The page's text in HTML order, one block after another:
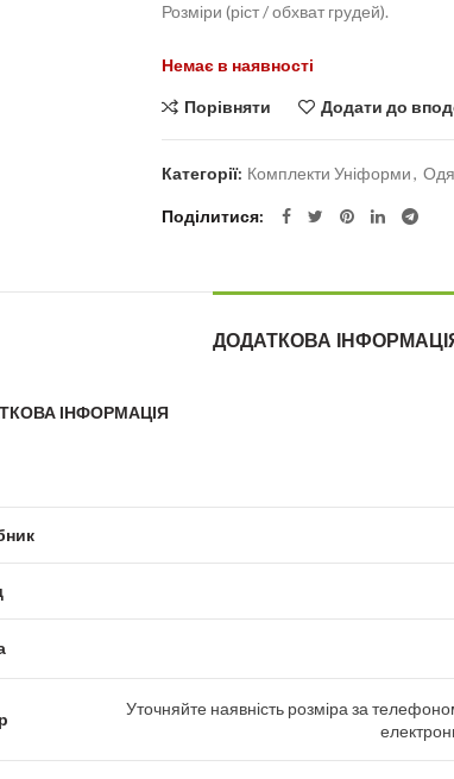
Розміри (ріст / обхват грудей).
Немає в наявності
Порівняти Додати до
Категорії: Комплекти Уніформи,
Поділитися
ДОДАТКОВА
ІНФОРМАЦІЯ
Уточняйте наявність розміра за